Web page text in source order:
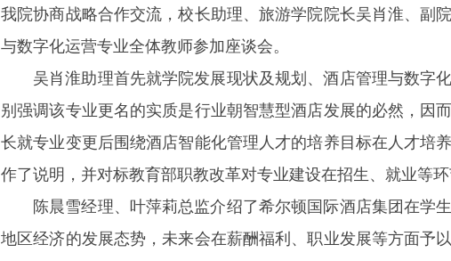
我院协商战略合作交流，校长助理、旅游学院院长吴肖淮、副
与数字化运营专业全体教师参加座谈会。
吴肖淮助理首先就学院发展现状及规划、酒店管理与数字
别强调该专业更名的实质是行业朝智慧型酒店发展的必然，因
长就专业变更后围绕酒店智能化管理人才的培养目标在人才培
作了说明，并对标教育部职教改革对专业建设在招生、就业等环
陈晨雪经理、叶萍莉总监介绍了希尔顿国际酒店集团在学
地区经济的发展态势，未来会在薪酬福利、职业发展等方面予